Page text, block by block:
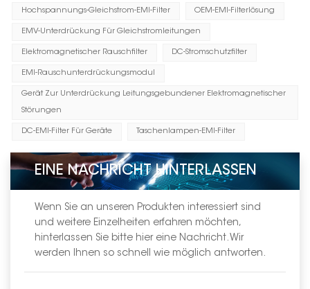
Hochspannungs-Gleichstrom-EMI-Filter OEM-EMI-Filterlösung
EMV-Unterdrückung Für Gleichstromleitungen
Elektromagnetischer Rauschfilter DC-Stromschutzfilter
EMI-Rauschunterdrückungsmodul
Gerät Zur Unterdrückung Leitungsgebundener Elektromagnetischer
Störungen
DC-EMI-Filter Für Geräte Taschenlampen-EMI-Filter
EINE NACHRICHT HINTERLASSEN
Wenn Sie an unseren Produkten interessiert sind
und weitere Einzelheiten erfahren möchten,
hinterlassen Sie bitte hier eine Nachricht. Wir
werden Ihnen so schnell wie möglich antworten.